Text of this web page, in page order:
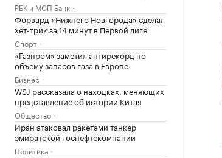
РБК и МСП Банк
Форвард «Нижнего Новгорода» сделал
хет-трик за 14 минут в Первой лиге
Спорт
«Газпром» заметил антирекорд по
объему запасов газа в Европе
Бизнес
WSJ рассказала о находках, меняющих
представление об истории Китая
Общество
Иран атаковал ракетами танкер
эмиратской госнефтекомпании
Политика